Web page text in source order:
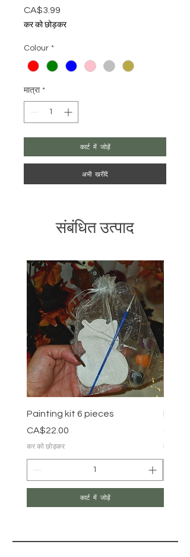
CA$3.99
कर को छोड़कर
Colour *
मात्रा *
कार्ट में जोड़ें
अभी खरीदें
संबंधित उत्पाद
Painting kit 6 pieces
मूल्य
CA$22.00
कर को छोड़कर
कार्ट में जोड़ें
मूल्य
कर को